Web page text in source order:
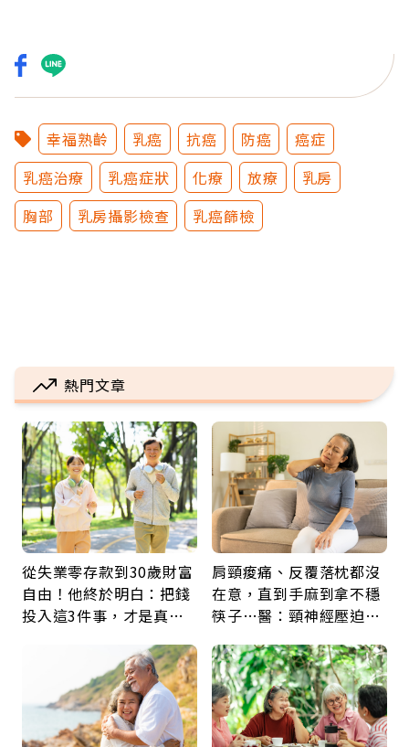
幸福熟齡 乳癌 抗癌 防癌
癌症
乳癌治療
乳癌症狀 化療 放療
乳房
胸部
乳房攝影檢查 乳癌篩檢
熱門文章
從失業零存款到30歲財富
自由！他終於明白：把錢
投入這3件事，才是真正
肩頸痠痛、反覆落枕都沒
在意，直到手麻到拿不穩
筷子…醫：頸神經壓迫上
鍵